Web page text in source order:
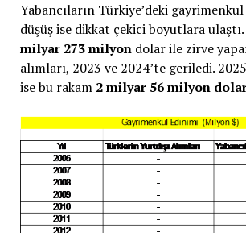
Yabancıların Türkiye’deki
düşüş ise dikkat çekici boyutlara ulaştı.
milyar 273 milyondolar ile zirve
alımları, 2023 ve 2024’te geriledi.
ise bu rakam 2 milyar 56 milyon